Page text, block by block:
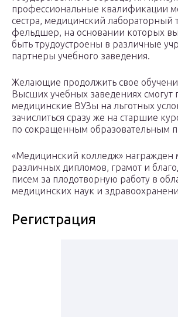
профессиональные квалификации
сестра, медицинский лабораторный
фельдшер, на основании которых
быть трудоустроены в различные
партнеры учебного заведения.
Желающие продолжить свое
Высших учебных заведениях смогут
медицинские ВУЗы на льготных
зачислиться сразу же на старшие
по сокращенным образовательным
«Медицинский колледж» награжден
различных дипломов, грамот и
писем за плодотворную работу в
медицинских наук и
Регистрация